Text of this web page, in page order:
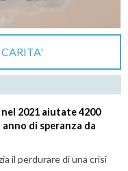
2021 aiutate 4200
di speranza da
il perdurare di una crisi